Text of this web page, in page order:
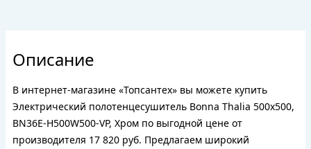
Описание
В интернет-магазине «Топсантех» вы можете купить
Электрический полотенцесушитель Bonna Thalia 500x500,
BN36E-H500W500-VP, Хром по выгодной цене от
производителя 17 820 руб. Предлагаем широкий